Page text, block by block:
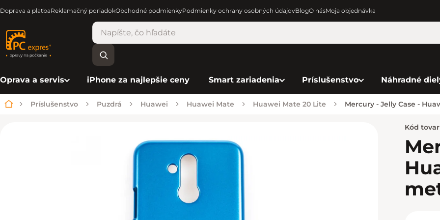
Doprava a platbaReklamačný poriadokObchodné podmienkyPodmienky ochrany osobných údajovBlogO násMoja objednávka
Oprava a servis iPhone za najlepšie ceny Smart zariadenia Príslušenstvo Náhradné
Domov
Príslušenstvo Puzdrá Huawei Huawei Mate Huawei Mate 20 Lite Mercury - Jelly Case -
Kód